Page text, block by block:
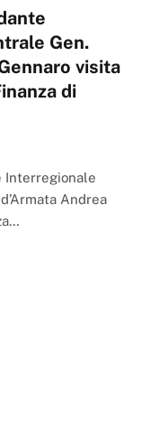
Gen.
visita
di
Interregionale
Andrea